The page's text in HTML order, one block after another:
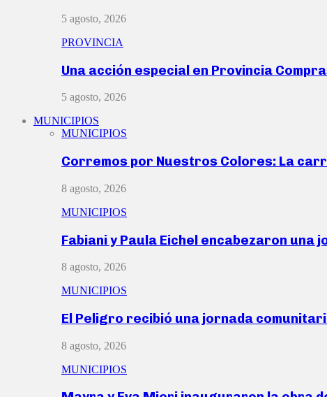
5 agosto, 2026
PROVINCIA
Una acción especial en Provincia
5 agosto, 2026
MUNICIPIOS
MUNICIPIOS
Corremos por Nuestros Colores: La
8 agosto, 2026
MUNICIPIOS
Fabiani y Paula Eichel encabezaron una
8 agosto, 2026
MUNICIPIOS
El Peligro recibió una jornada
8 agosto, 2026
MUNICIPIOS